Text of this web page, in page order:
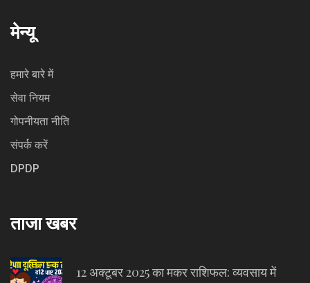
मेन्यू
हमारे बारे में
सेवा नियम
गोपनीयता नीति
संपर्क करें
DPDP
ताजा खबर
12 अक्टूबर 2025 का मकर राशिफल: व्यवसाय में